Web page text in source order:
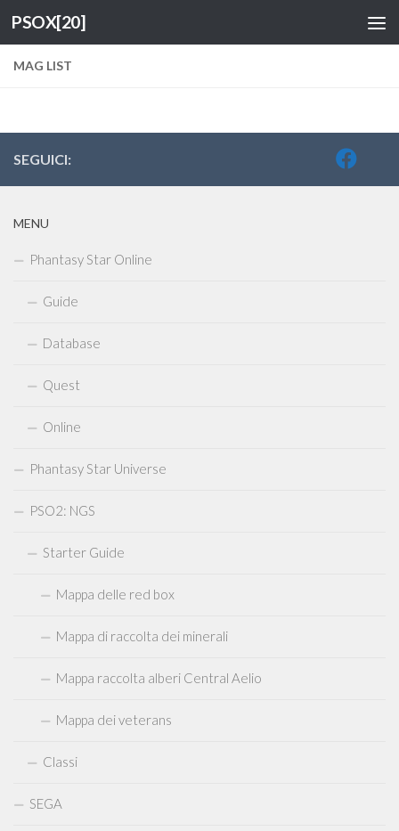
Salta al contenuto
PSOX[20]
MAG LIST
SEGUICI:
MENU
Phantasy Star Online
Guide
Database
Quest
Online
Phantasy Star Universe
PSO2: NGS
Starter Guide
Mappa delle red box
Mappa di raccolta dei minerali
Mappa raccolta alberi Central Aelio
Mappa dei veterans
Classi
SEGA